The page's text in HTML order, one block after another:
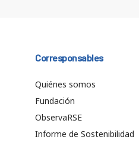
Corresponsables
Quiénes somos
Fundación
ObservaRSE
Informe de Sostenibilidad